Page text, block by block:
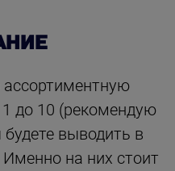
до 10 (рекомендую
выводить в
на них стоит